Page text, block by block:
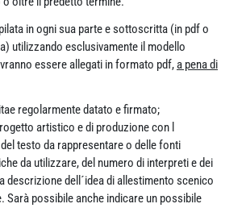
in ogni sua parte e sottoscritta (in pdf o
utilizzando esclusivamente il modello
essere allegati in formato pdf,a pena di
regolarmente datato e firmato;
artistico e di produzione con l
testo da rappresentare o delle fonti
da utilizzare, del numero di interpreti e dei
descrizione dell´idea di allestimento scenico
Sarà possibile anche indicare un possibile